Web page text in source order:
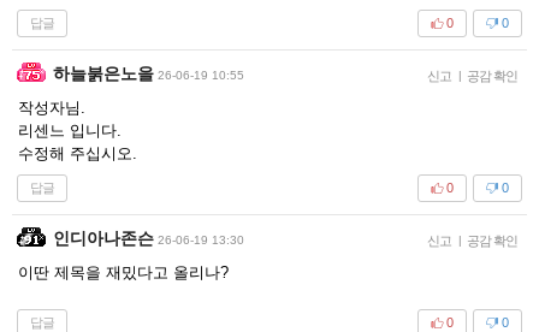
답글 0
0
하늘붉은노을 26-06-19 10:55 신고 | 공감 확인
작성자님.
리센느 입니다.
수정해 주십시오.
답글 0
0
인디아나존슨 26-06-19 13:30 신고 | 공감 확인
이딴 제목을 재밌다고 올리나?
답글 0
0